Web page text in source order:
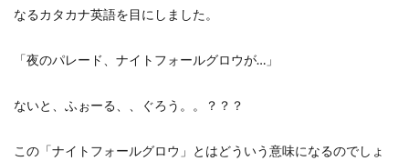
なるカタカナ英語を目にしました。
「夜のパレード、ナイトフォールグロウが…」
ないと、ふぉーる、、ぐろう。。？？？
この「ナイトフォールグロウ」とはどういう意味になるのでしょ